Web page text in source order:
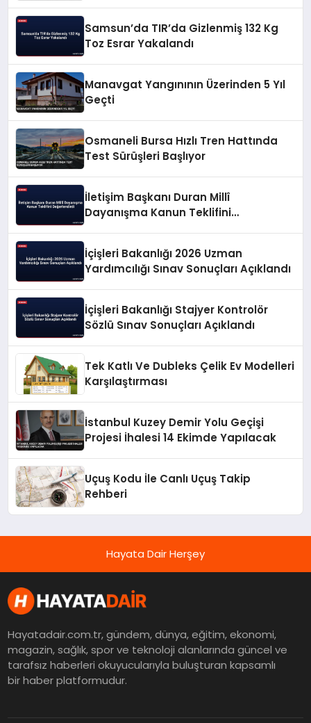
Samsun’da TIR’da Gizlenmiş 132 Kg
Toz Esrar Yakalandı
Manavgat Yangınının Üzerinden 5 Yıl
Geçti
Osmaneli Bursa Hızlı Tren Hattında
Test Sürüşleri Başlıyor
İletişim Başkanı Duran Millî
Dayanışma Kanun Teklifini
İçişleri Bakanlığı 2026 Uzman
Yardımcılığı Sınav Sonuçları Açıklandı
İçişleri Bakanlığı Stajyer Kontrolör
Sözlü Sınav Sonuçları Açıklandı
Tek Katlı Ve Dubleks Çelik Ev Modelleri
Karşılaştırması
İstanbul Kuzey Demir Yolu Geçişi
Projesi İhalesi 14 Ekimde Yapılacak
Uçuş Kodu İle Canlı Uçuş Takip
Rehberi
Hayata Dair Herşey
Hayatadair.com.tr, gündem, dünya, eğitim, ekonomi,
magazin, sağlık, spor ve teknoloji alanlarında güncel ve
tarafsız haberleri okuyucularıyla buluşturan kapsamlı
bir haber platformudur.